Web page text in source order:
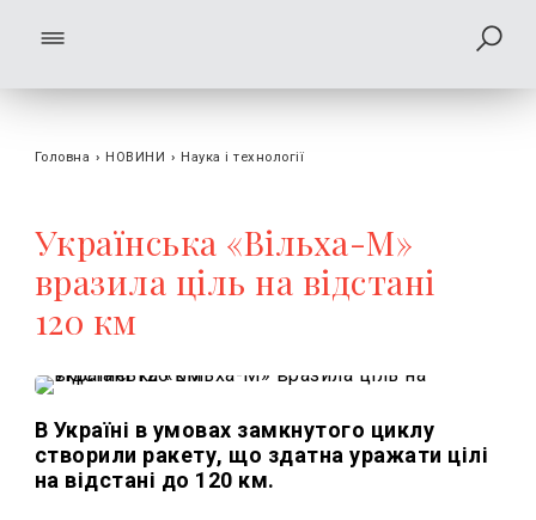
Головна › НОВИНИ › Наука і технології
Українська «Вільха-М»
вразила ціль на відстані
120 км
В Україні в умовах замкнутого циклу
створили ракету, що здатна уражати цілі
на відстані до 120 км.